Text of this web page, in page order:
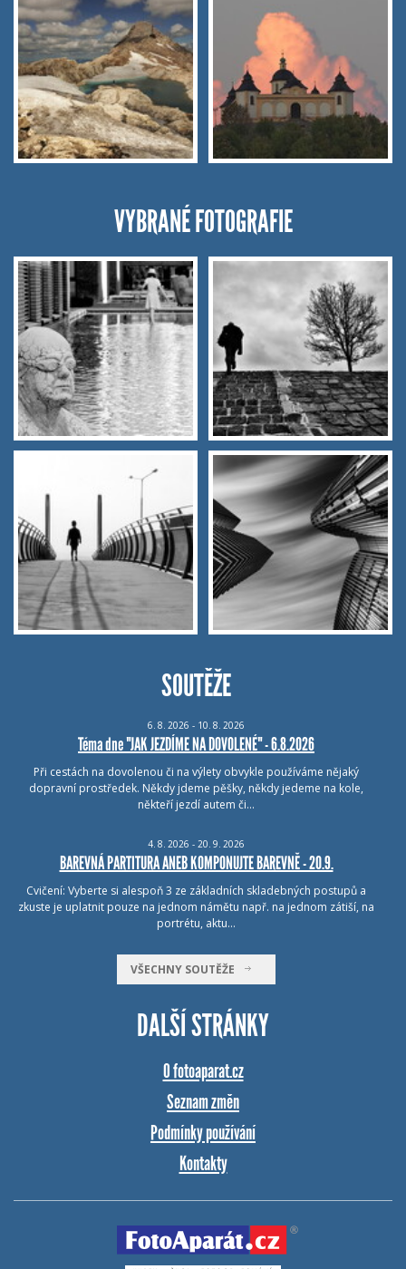
VYBRANÉ FOTOGRAFIE
SOUTĚŽE
6. 8. 2026 - 10. 8. 2026
Téma dne "JAK JEZDÍME NA DOVOLENÉ" - 6.8.2026
Při cestách na dovolenou či na výlety obvykle používáme nějaký
dopravní prostředek. Někdy jdeme pěšky, někdy jedeme na kole,
někteří jezdí autem či…
4. 8. 2026 - 20. 9. 2026
BAREVNÁ PARTITURA ANEB KOMPONUJTE BAREVNĚ - 20.9.
Cvičení: Vyberte si alespoň 3 ze základních skladebných postupů a
zkuste je uplatnit pouze na jednom námětu např. na jednom zátiší, na
portrétu, aktu…
VŠECHNY SOUTĚŽE
DALŠÍ STRÁNKY
O fotoaparat.cz
Seznam změn
Podmínky používání
Kontakty